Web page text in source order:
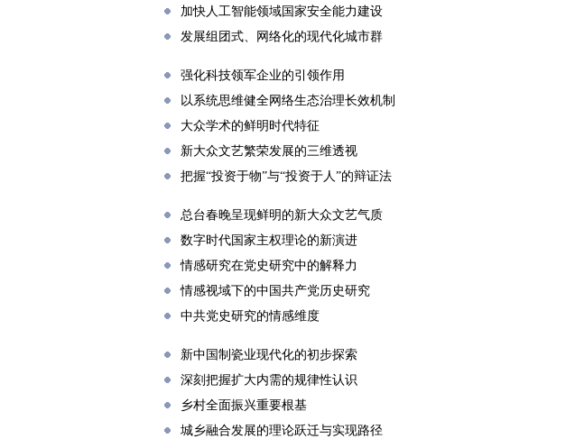
加快人工智能领域国家安全能力建设
发展组团式、网络化的现代化城市群
强化科技领军企业的引领作用
以系统思维健全网络生态治理长效机制
大众学术的鲜明时代特征
新大众文艺繁荣发展的三维透视
把握“投资于物”与“投资于人”的辩证法
总台春晚呈现鲜明的新大众文艺气质
数字时代国家主权理论的新演进
情感研究在党史研究中的解释力
情感视域下的中国共产党历史研究
中共党史研究的情感维度
新中国制瓷业现代化的初步探索
深刻把握扩大内需的规律性认识
乡村全面振兴重要根基
城乡融合发展的理论跃迁与实现路径